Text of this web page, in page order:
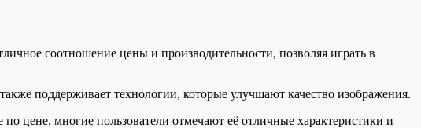
соотношение цены и производительности, позволяя играть в
поддерживает технологии, которые улучшают качество изображения.
многие пользователи отмечают её отличные характеристики и